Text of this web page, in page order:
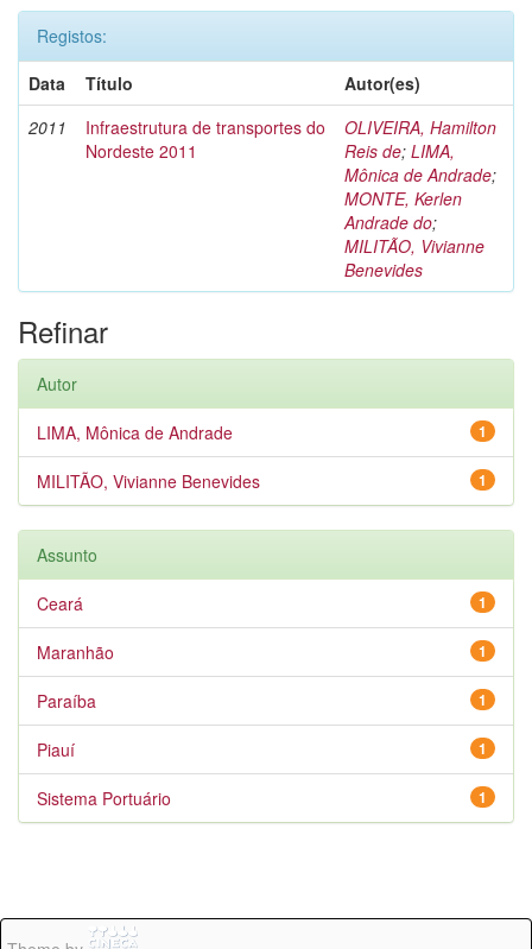
Registos:
Data
Título
Autor(es)
2011
Infraestrutura de transportes do
Nordeste 2011
OLIVEIRA, Hamilton
Reis de; LIMA,
Mônica de Andrade;
MONTE, Kerlen
Andrade do;
MILITÃO, Vivianne
Benevides
Refinar
Autor
1
LIMA, Mônica de Andrade
1
MILITÃO, Vivianne Benevides
Assunto
1
Ceará
1
Maranhão
1
Paraíba
1
Piauí
1
Sistema Portuário